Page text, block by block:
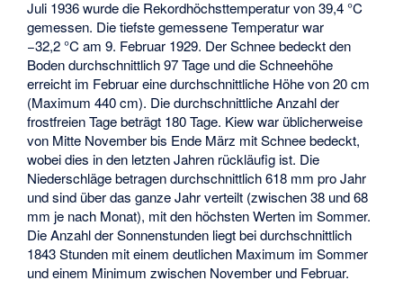
Juli 1936 wurde die Rekordhöchsttemperatur von 39,4 °C
gemessen. Die tiefste gemessene Temperatur war
−32,2 °C am 9. Februar 1929. Der Schnee bedeckt den
Boden durchschnittlich 97 Tage und die Schneehöhe
erreicht im Februar eine durchschnittliche Höhe von 20 cm
(Maximum 440 cm). Die durchschnittliche Anzahl der
frostfreien Tage beträgt 180 Tage. Kiew war üblicherweise
von Mitte November bis Ende März mit Schnee bedeckt,
wobei dies in den letzten Jahren rückläufig ist. Die
Niederschläge betragen durchschnittlich 618 mm pro Jahr
und sind über das ganze Jahr verteilt (zwischen 38 und 68
mm je nach Monat), mit den höchsten Werten im Sommer.
Die Anzahl der Sonnenstunden liegt bei durchschnittlich
1843 Stunden mit einem deutlichen Maximum im Sommer
und einem Minimum zwischen November und Februar.